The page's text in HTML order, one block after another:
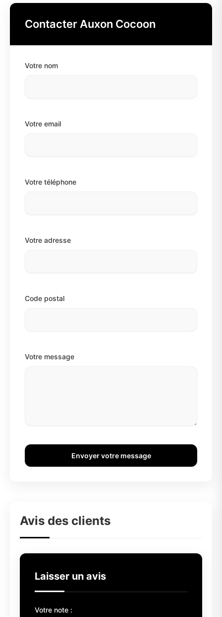
Contacter Auxon Cocoon
Votre nom
Votre email
Votre téléphone
Votre adresse
Code postal
Votre message
Envoyer votre message
Avis des clients
Laisser un avis
Votre note :